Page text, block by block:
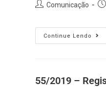
Comunicação
Continue Lendo
55/2019 –